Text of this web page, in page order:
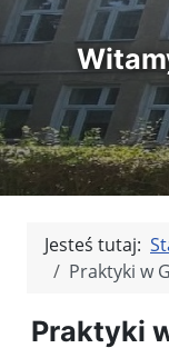
Jesteś tutaj:
Praktyki w
Praktyki